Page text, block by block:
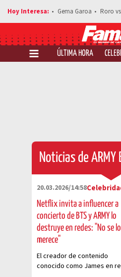
Gema Garoa Roro
ÚLTIMA HORA
Noticias de ARMY
20.03.2026/14:58
Netflix invita a influencer a
concierto de BTS y ARMY lo
destruye en redes: "No se lo
merece"
El creador de contenido
conocido como James en